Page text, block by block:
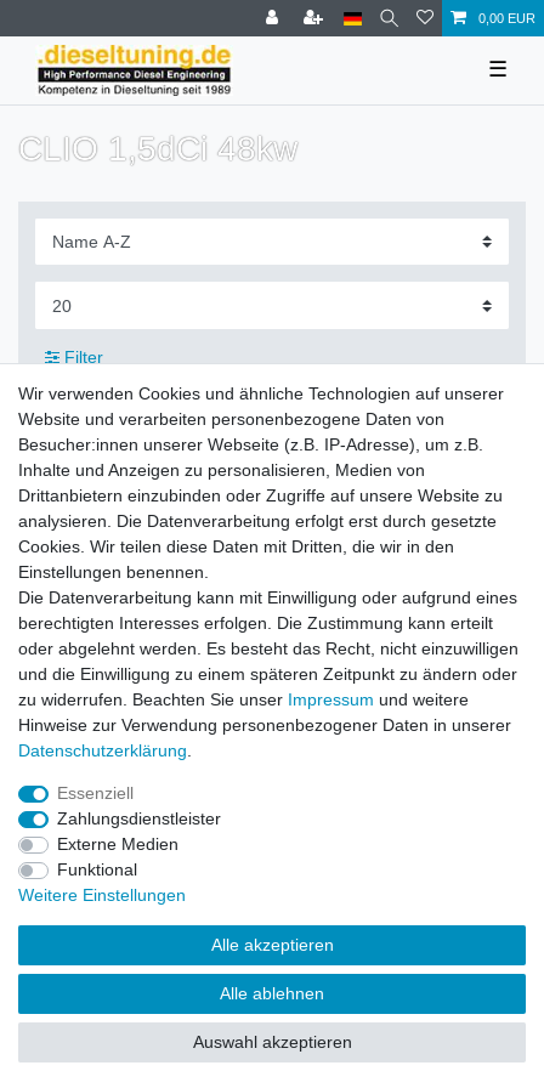
0,00 EUR
☰
CLIO 1,5dCi 48kw
Filter
Zahlung und Versand
Daten­schutz­erklärung
Barrierefreiheitserklärung Widerrufs­recht
Vertrag widerrufen
© Copyright 2026 | Alle Rechte vorbehalten.
Wir verwenden Cookies und ähnliche Technologien auf unserer
Website und verarbeiten personenbezogene Daten von
Besucher:innen unserer Webseite (z.B. IP-Adresse), um z.B.
Inhalte und Anzeigen zu personalisieren, Medien von
Drittanbietern einzubinden oder Zugriffe auf unsere Website zu
analysieren. Die Datenverarbeitung erfolgt erst durch gesetzte
Cookies. Wir teilen diese Daten mit Dritten, die wir in den
Einstellungen benennen.
Die Datenverarbeitung kann mit Einwilligung oder aufgrund eines
berechtigten Interesses erfolgen. Die Zustimmung kann erteilt
oder abgelehnt werden. Es besteht das Recht, nicht einzuwilligen
und die Einwilligung zu einem späteren Zeitpunkt zu ändern oder
zu widerrufen. Beachten Sie unser Impressum und weitere
Hinweise zur Verwendung personenbezogener Daten in unserer
Daten­schutz­erklärung
Essenziell
Zahlungsdienstleister
Externe Medien
Funktional
Weitere Einstellungen
Alle akzeptieren
Alle ablehnen
Auswahl akzeptieren